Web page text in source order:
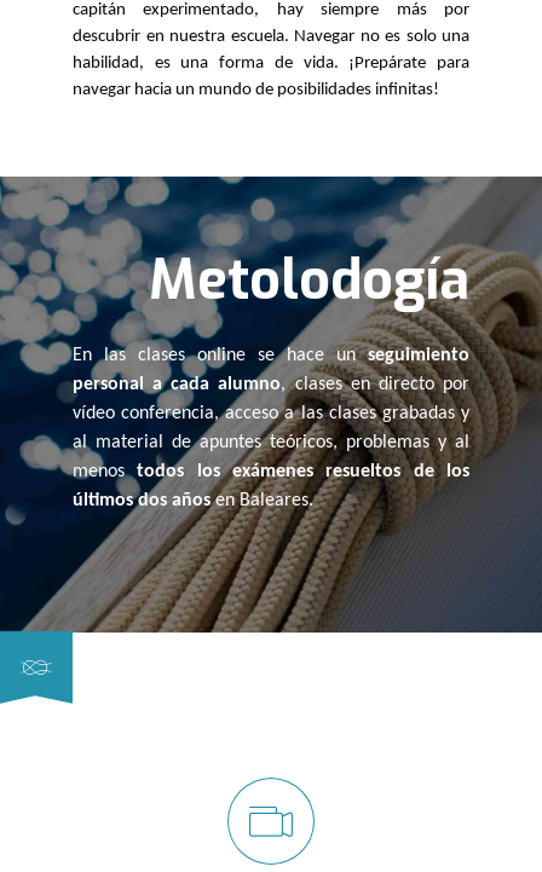
capitán experimentado, hay siempre más por
descubrir en nuestra escuela. Navegar no es solo una
habilidad, es una forma de vida. ¡Prepárate para
navegar hacia un mundo de posibilidades infinitas!
Metolodogía
En las clases online se hace unseguimiento
personal a cada alumno, clases en directo por
vídeo conferencia, acceso a las clases grabadas y
al material de apuntes teóricos, problemas y al
menostodos los exámenes resueltos de los
últimos dos añosen Baleares.